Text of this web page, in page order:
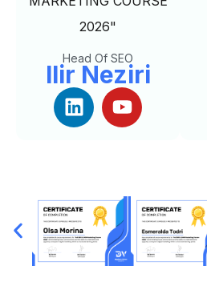
Head Of SEO
Ilir Neziri